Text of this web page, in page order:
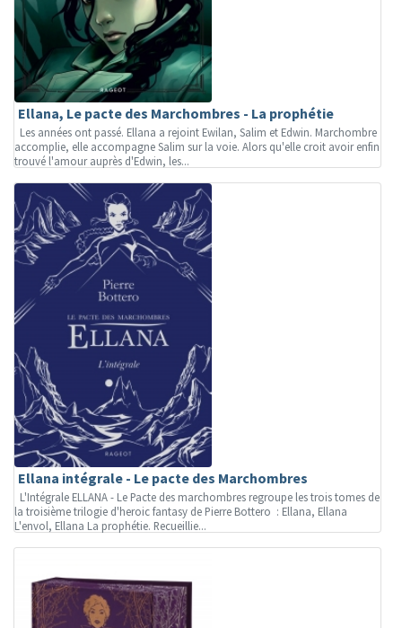
Ellana, Le pacte des Marchombres - La prophétie
Les années ont passé. Ellana a rejoint Ewilan, Salim et Edwin. Marchombre
accomplie, elle accompagne Salim sur la voie. Alors qu'elle croit avoir enfin
trouvé l'amour auprès d'Edwin, les...
Ellana intégrale - Le pacte des Marchombres
L'Intégrale ELLANA - Le Pacte des marchombres regroupe les trois tomes de
la troisième trilogie d'heroic fantasy de Pierre Bottero : Ellana, Ellana
L'envol, Ellana La prophétie. Recueillie...